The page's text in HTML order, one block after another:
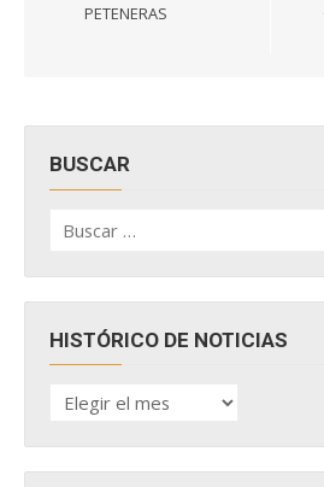
PETENERAS
BUSCAR
por:
HISTÓRICO DE NOTICIAS
HISTÓRICO
DE